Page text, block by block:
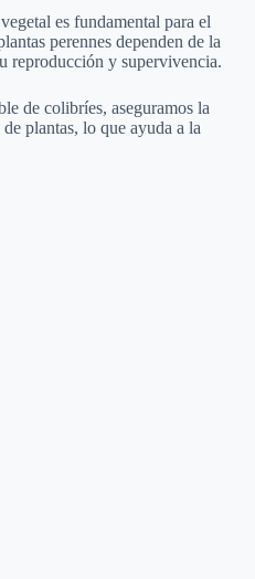
es fundamental para el
perennes dependen de la
reproducción y supervivencia.
de colibríes, aseguramos la
plantas, lo que ayuda a la